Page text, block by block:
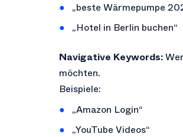
„beste Wärmepumpe
„Hotel in Berlin buchen“
Navigative Keywords:
möchten.
Beispiele:
„Amazon Login“
„YouTube Videos“